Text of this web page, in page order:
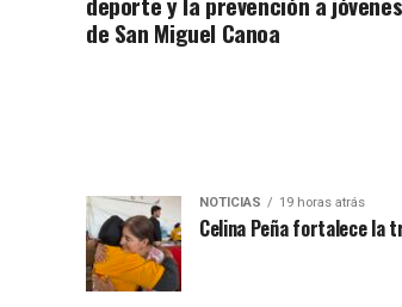
de San Miguel Canoa
NOTICIAS 19 horas atrás
Celina Peña fortalece la